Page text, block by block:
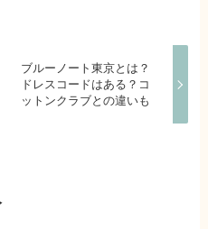
ブルーノート東京とは？
ドレスコードはある？コ
ットンクラブとの違いも